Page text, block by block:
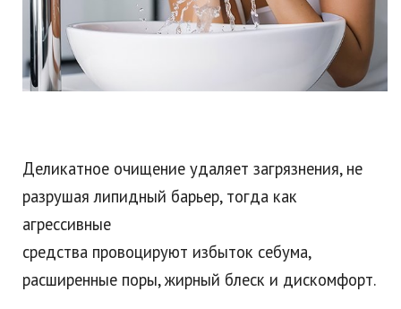
Деликатное очищение удаляет загрязнения, не
разрушая липидный барьер, тогда как
агрессивные
средства провоцируют избыток себума,
расширенные поры, жирный блеск и дискомфорт.